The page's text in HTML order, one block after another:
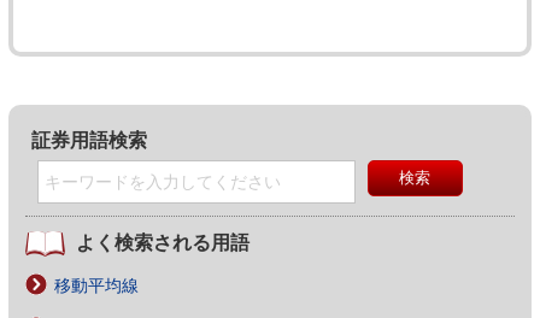
証券用語検索
よく検索される用語
移動平均線